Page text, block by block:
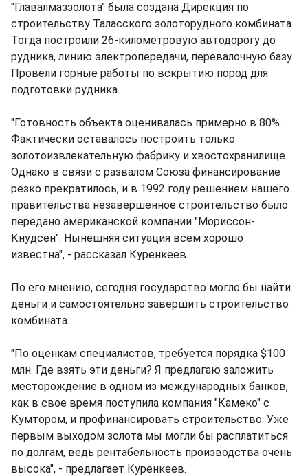
"Главалмаззолота" была создана Дирекция по
строительству Таласского золоторудного комбината.
Тогда построили 26-километровую автодорогу до
рудника, линию электропередачи, перевалочную базу.
Провели горные работы по вскрытию пород для
подготовки рудника.
"Готовность объекта оценивалась примерно в 80%.
Фактически оставалось построить только
золотоизвлекательную фабрику и хвостохранилище.
Однако в связи с развалом Союза финансирование
резко прекратилось, и в 1992 году решением нашего
правительства незавершенное строительство было
передано американской компании "Мориссон-
Кнудсен". Нынешняя ситуация всем хорошо
известна", - рассказал Куренкеев.
По его мнению, сегодня государство могло бы найти
деньги и самостоятельно завершить строительство
комбината.
"По оценкам специалистов, требуется порядка $100
млн. Где взять эти деньги? Я предлагаю заложить
месторождение в одном из международных банков,
как в свое время поступила компания "Камеко" с
Кумтором, и профинансировать строительство. Уже
первым выходом золота мы могли бы расплатиться
по долгам, ведь рентабельность производства очень
высока", - предлагает Куренкеев.